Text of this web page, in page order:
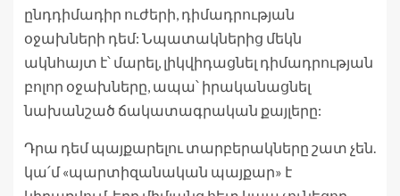
ընդդիմադիր ուժերի, դիմադրության
օջախների դեմ: Նպատակներից մեկն
ակնհայտ է՝ մարել, լիկվիդացնել դիմադրության
բոլոր օջախները, ապա՝ իրականացնել
նախանշած ճակատագրական քայլերը:
Դրա դեմ պայքարելու տարբերակները շատ չեն.
կա՛մ «պարտիզանական պայքար» է